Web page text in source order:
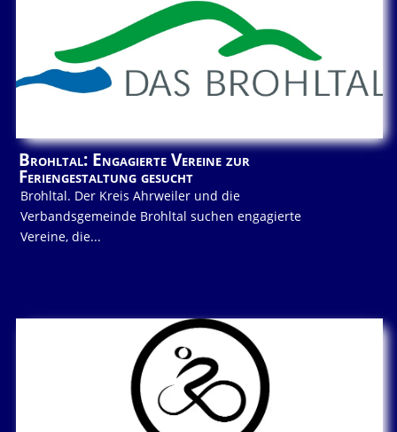
Brohltal: Engagierte Vereine zur
Feriengestaltung gesucht
Brohltal. Der Kreis Ahrweiler und die
Verbandsgemeinde Brohltal suchen engagierte
Vereine, die...